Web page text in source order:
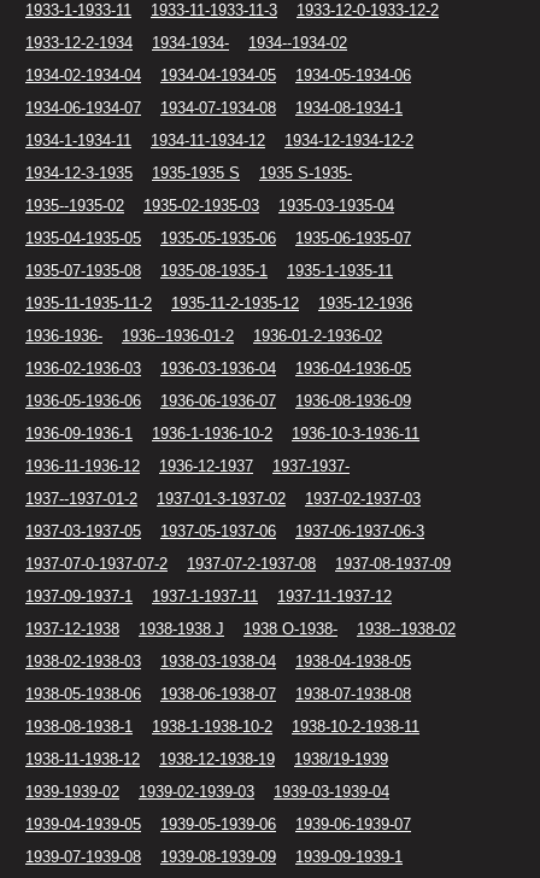
1933-1-1933-11
1933-11-1933-11-3
1933-12-0-1933-12-2
1933-12-2-1934
1934-1934-
1934--1934-02
1934-02-1934-04
1934-04-1934-05
1934-05-1934-06
1934-06-1934-07
1934-07-1934-08
1934-08-1934-1
1934-1-1934-11
1934-11-1934-12
1934-12-1934-12-2
1934-12-3-1935
1935-1935 S
1935 S-1935-
1935--1935-02
1935-02-1935-03
1935-03-1935-04
1935-04-1935-05
1935-05-1935-06
1935-06-1935-07
1935-07-1935-08
1935-08-1935-1
1935-1-1935-11
1935-11-1935-11-2
1935-11-2-1935-12
1935-12-1936
1936-1936-
1936--1936-01-2
1936-01-2-1936-02
1936-02-1936-03
1936-03-1936-04
1936-04-1936-05
1936-05-1936-06
1936-06-1936-07
1936-08-1936-09
1936-09-1936-1
1936-1-1936-10-2
1936-10-3-1936-11
1936-11-1936-12
1936-12-1937
1937-1937-
1937--1937-01-2
1937-01-3-1937-02
1937-02-1937-03
1937-03-1937-05
1937-05-1937-06
1937-06-1937-06-3
1937-07-0-1937-07-2
1937-07-2-1937-08
1937-08-1937-09
1937-09-1937-1
1937-1-1937-11
1937-11-1937-12
1937-12-1938
1938-1938 J 1938 O-1938-
1938--1938-02
1938-02-1938-03
1938-03-1938-04
1938-04-1938-05
1938-05-1938-06
1938-06-1938-07
1938-07-1938-08
1938-08-1938-1
1938-1-1938-10-2
1938-10-2-1938-11
1938-11-1938-12
1938-12-1938-19
1938/19-1939
1939-1939-02
1939-02-1939-03
1939-03-1939-04
1939-04-1939-05
1939-05-1939-06
1939-06-1939-07
1939-07-1939-08
1939-08-1939-09
1939-09-1939-1